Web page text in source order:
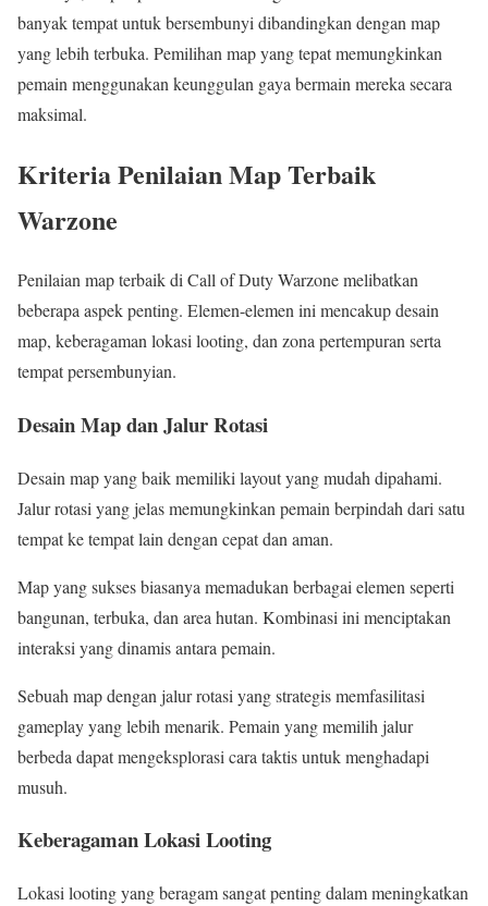
banyak tempat untuk bersembunyi dibandingkan dengan map
yang lebih terbuka. Pemilihan map yang tepat memungkinkan
pemain menggunakan keunggulan gaya bermain mereka secara
maksimal.
Kriteria Penilaian Map Terbaik
Warzone
Penilaian map terbaik di Call of Duty Warzone melibatkan
beberapa aspek penting. Elemen-elemen ini mencakup desain
map, keberagaman lokasi looting, dan zona pertempuran serta
tempat persembunyian.
Desain Map dan Jalur Rotasi
Desain map yang baik memiliki layout yang mudah dipahami.
Jalur rotasi yang jelas memungkinkan pemain berpindah dari satu
tempat ke tempat lain dengan cepat dan aman.
Map yang sukses biasanya memadukan berbagai elemen seperti
bangunan, terbuka, dan area hutan. Kombinasi ini menciptakan
interaksi yang dinamis antara pemain.
Sebuah map dengan jalur rotasi yang strategis memfasilitasi
gameplay yang lebih menarik. Pemain yang memilih jalur
berbeda dapat mengeksplorasi cara taktis untuk menghadapi
musuh.
Keberagaman Lokasi Looting
Lokasi looting yang beragam sangat penting dalam meningkatkan